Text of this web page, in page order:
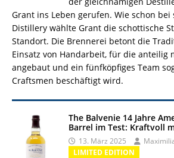
Grant ins Leben gerufen. Wie schon
Distillery wählte Grant die schottische
Standort. Die Brennerei betont die
Einsatz von Handarbeit, für die anteilig
angebaut und ein fünfköpfiges Team
Craftsmen beschäftigt wird.
The Balvenie 14 Jahre
Barrel im Test: Kraftvoll
13. März 2025
LIMITED EDITION